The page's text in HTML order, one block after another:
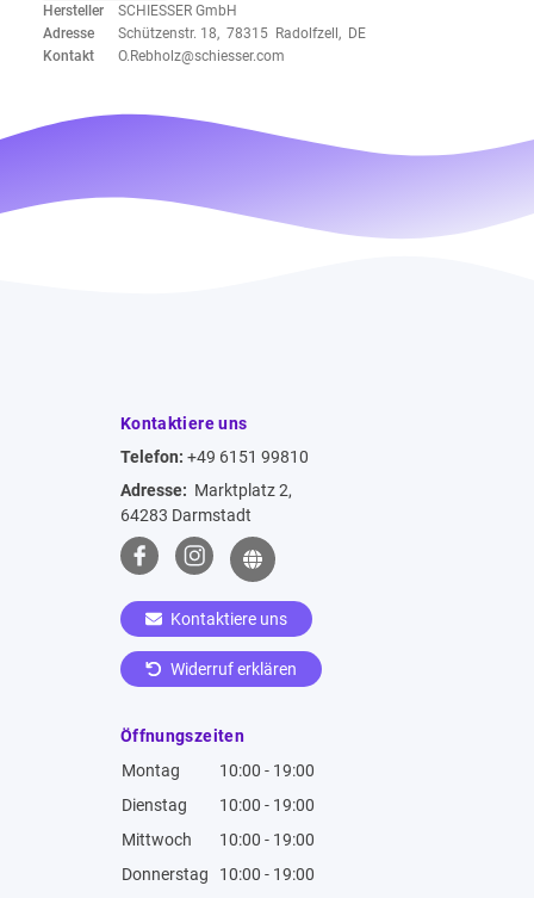
Hersteller
SCHIESSER GmbH
Adresse
Schützenstr. 18, 78315 Radolfzell, DE
Kontakt
O.Rebholz@schiesser.com
Kontaktiere uns
Telefon: +49 6151 99810
Adresse: Marktplatz 2,
64283 Darmstadt
Kontaktiere uns
Widerruf erklären
Öffnungszeiten
Montag
10:00 - 19:00
Dienstag
10:00 - 19:00
Mittwoch
10:00 - 19:00
Donnerstag
10:00 - 19:00